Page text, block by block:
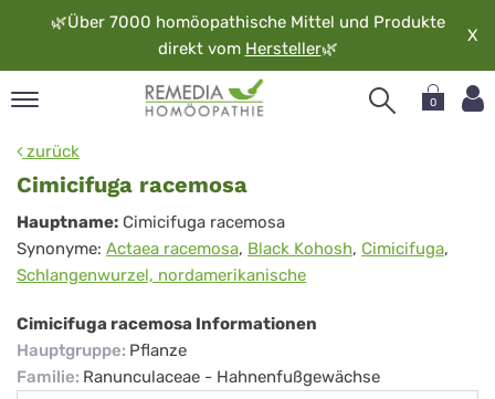
🌿Über 7000 homöopathische Mittel und Produkte
direkt vom Hersteller🌿
X
0
zurück
Cimicifuga racemosa
Cimicifuga
racemosa
Hauptname: Cimicifuga racemosa
Synonyme: Actaea racemosa, Black Kohosh, Cimicifuga,
Schlangenwurzel, nordamerikanische
Cimicifuga racemosa Informationen
Hauptgruppe: Pflanze
Familie: Ranunculaceae - Hahnenfußgewächse